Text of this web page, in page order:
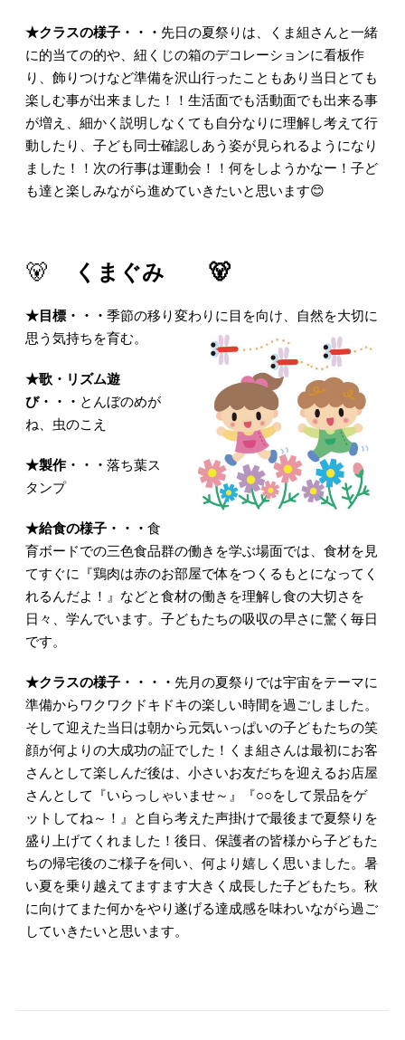
★クラスの様子・・・ 先日の夏祭りは、くま組さんと一緒
に的当ての的や、紐くじの箱のデコレーションに看板作
り、飾りつけなど準備を沢山行ったこともあり当日とても
楽しむ事が出来ました！！生活面でも活動面でも出来る事
が増え、細かく説明しなくても自分なりに理解し考えて行
動したり、子ども同士確認しあう姿が見られるようになり
ました！！次の行事は運動会！！何をしようかなー！子ど
も達と楽しみながら進めていきたいと思います😊
🐻 くまぐみ 🐻
★目標・・・ 季節の移り変わりに目を向け、自然を大切に
思う気持ちを育む。
★歌・リズム遊
び・・・ とんぼのめが
ね、虫のこえ
★製作・・・ 落ち葉ス
タンプ
★給食の様子・・・ 食
育ボードでの三色食品群の働きを学ぶ場面では、食材を見
てすぐに『鶏肉は赤のお部屋で体をつくるもとになってく
れるんだよ！』などと食材の働きを理解し食の大切さを
日々、学んでいます。子どもたちの吸収の早さに驚く毎日
です。
★クラスの様子・・・・ 先月の夏祭りでは宇宙をテーマに
準備からワクワクドキドキの楽しい時間を過ごしました。
そして迎えた当日は朝から元気いっぱいの子どもたちの笑
顔が何よりの大成功の証でした！くま組さんは最初にお客
さんとして楽しんだ後は、小さいお友だちを迎えるお店屋
さんとして『いらっしゃいませ～』『○○をして景品をゲ
ットしてね～！』と自ら考えた声掛けで最後まで夏祭りを
盛り上げてくれました！後日、保護者の皆様から子どもた
ちの帰宅後のご様子を伺い、何より嬉しく思いました。暑
い夏を乗り越えてますます大きく成長した子どもたち。秋
に向けてまた何かをやり遂げる達成感を味わいながら過ご
していきたいと思います。